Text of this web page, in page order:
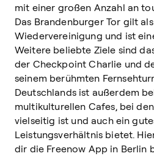
mit einer großen Anzahl an
Das Brandenburger Tor gilt
Wiedervereinigung und ist
Weitere beliebte Ziele sind
der Checkpoint Charlie und
seinem berühmten
Deutschlands ist außerdem
multikulturellen Cafes, bei
vielseitig ist und auch ein
Leistungsverhältnis bietet.
dir die Freenow App in Berlin